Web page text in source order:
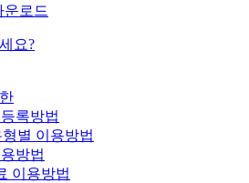
운로드
요?
록방법
별 이용방법
방법
이용방법